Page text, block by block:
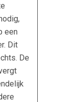
een
Dit
De